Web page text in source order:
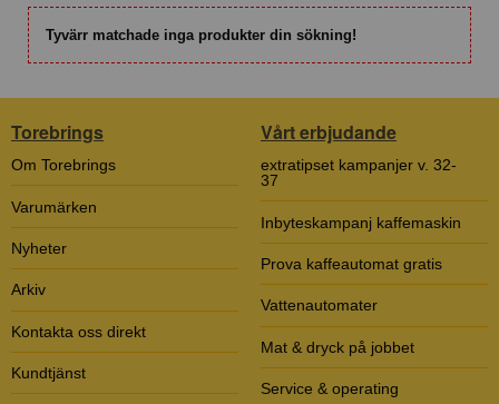
Tyvärr matchade inga produkter din sökning!
Torebrings
Om Torebrings
Varumärken
Nyheter
Arkiv
Kontakta oss direkt
Kundtjänst
Vårt erbjudande
extratipset kampanjer v. 32-
37
Inbyteskampanj kaffemaskin
Prova kaffeautomat gratis
Vattenautomater
Mat & dryck på jobbet
Service & operating